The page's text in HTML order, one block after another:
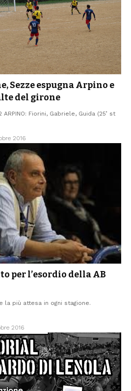
Sezze espugna Arpino e
del girone
ARPINO: Fiorini, Gabriele, Guida (25’ st
2016
per l’esordio della AB
la più attesa in ogni stagione.
2016